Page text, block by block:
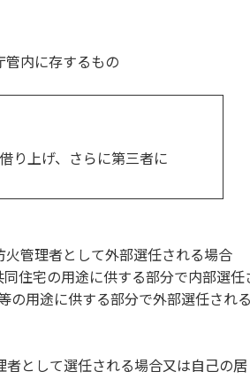
内に存するもの
り上げ、さらに第三者に
管理者として外部選任される場合
住宅の用途に供する部分で内部選任
の用途に供する部分で外部選任される
として選任される場合又は自己の居